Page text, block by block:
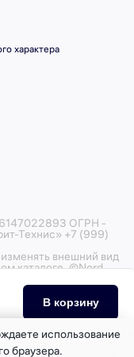
характера
6147022893 ОГРН -
Технис» +7 (999)
внешний вид
каталоге. ©Nord,
использование
браузера.
В корзину